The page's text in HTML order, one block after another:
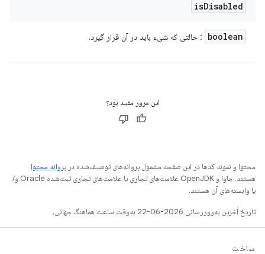
isDisabled
boolean : حالتی که شیء باید در آن قرار گیرد.
این مرور مفید بود؟
محتوا و نمونه کدها در این صفحه مشمول پروانه‌های توصیف‌شده در پروانه محتوا
هستند. جاوا و OpenJDK علامت‌های تجاری یا علامت‌های تجاری ثبت‌شده Oracle و/
یا وابسته‌های آن هستند.
تاریخ آخرین به‌روزرسانی 2026-06-22 به‌وقت ساعت هماهنگ جهانی.
ساخت